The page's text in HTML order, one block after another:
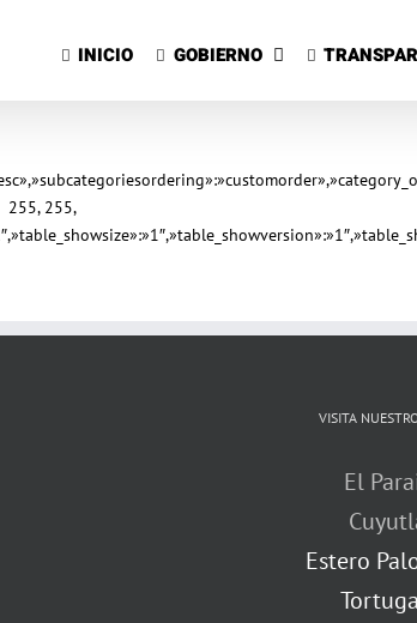
contenido
INICIO GOBIERNO
255, 255,
VISITA
El
Estero